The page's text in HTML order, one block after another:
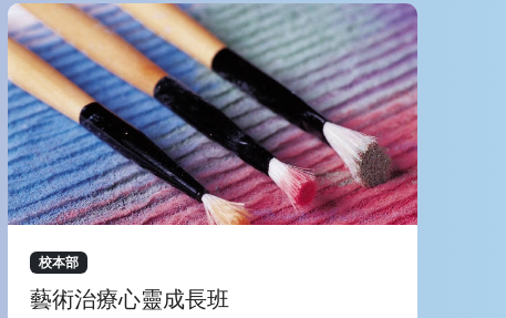
程！） 1.💬 加入官方 LINE：點擊連結（https://li
n.ee/9axWg9X）或搜尋 ID @168onmvq 加入好
友。 2. 📤 回傳繳費憑證：請於官方 LINE 回傳您
的「姓名」及「繳費完成截圖」。 3. 🎟️ 領取上課
連結：核對無誤，即發送「專屬課程群組連結」邀
請您入群！ (💡 課前提醒：詳細上課規範與補課
機制，請參閱報名頁面上方「備註」說明⬆️ ) 4.本
班限東海RFA課程舊生報名,請於報名頁面備註上
課模式「實體」、「直播」、「函授」。如有誤報
將退費並收取一成手續費。 📌【課程宗旨】 1.建
構權威專業：本課程由國內頂尖退休與金融專家學
者親自設計，內容最貼近台灣在地實務需求 。提
供學員扎實的退休理財知識，並以輔導取得 RFA
校本部
藝術治療心靈成長班